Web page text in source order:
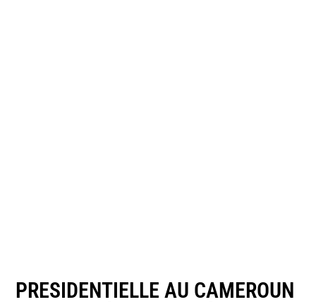
PRESIDENTIELLE AU CAMEROUN